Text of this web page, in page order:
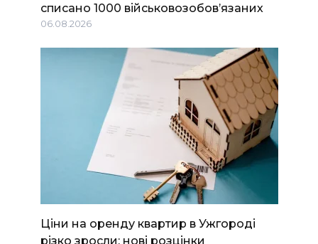
списано 1000 військовозобов’язаних
06.08.2026
Ціни на оренду квартир в Ужгороді
різко зросли: нові розцінки